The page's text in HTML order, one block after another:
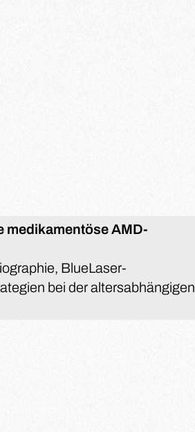
medikamentöse AMD-
BlueLaser-
bei der altersabhängigen